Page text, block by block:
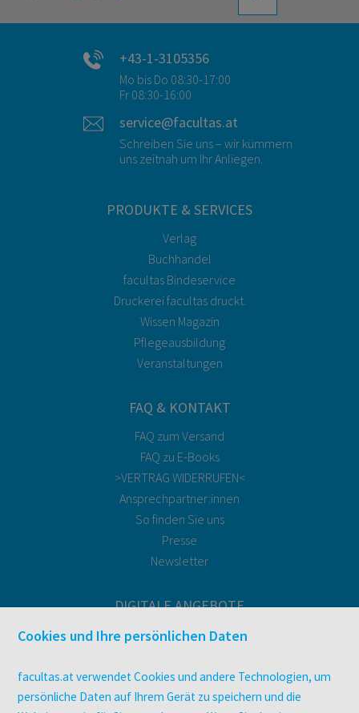
+43-1-3105356
Mo bis Do 08:30-17:00
Fr 08:30-16:00
service@facultas.at
Schreiben Sie uns – wir kümmern
uns zeitnah um Ihr Anliegen.
PRODUKTE & SERVICES
Verlag
Buchhandel
facultas Bindeservice
Druckerei facultas druckt.
Wissen Magazin
Pflegeausbildung
Veranstaltungen
FAQ & KONTAKT
FAQ zum Versand
FAQ zu E-Books
>VERTRAG WIDERRUFEN<
Ansprechpartner:innen
So finden Sie uns
Presse
Newsletter
DIGITALE ANGEBOTE
Überblick
utb elibrary
E-Books
Cookies und Ihre persönlichen Daten
facultas.at verwendet Cookies und andere Technologien, um
persönliche Daten auf Ihrem Gerät zu speichern und die